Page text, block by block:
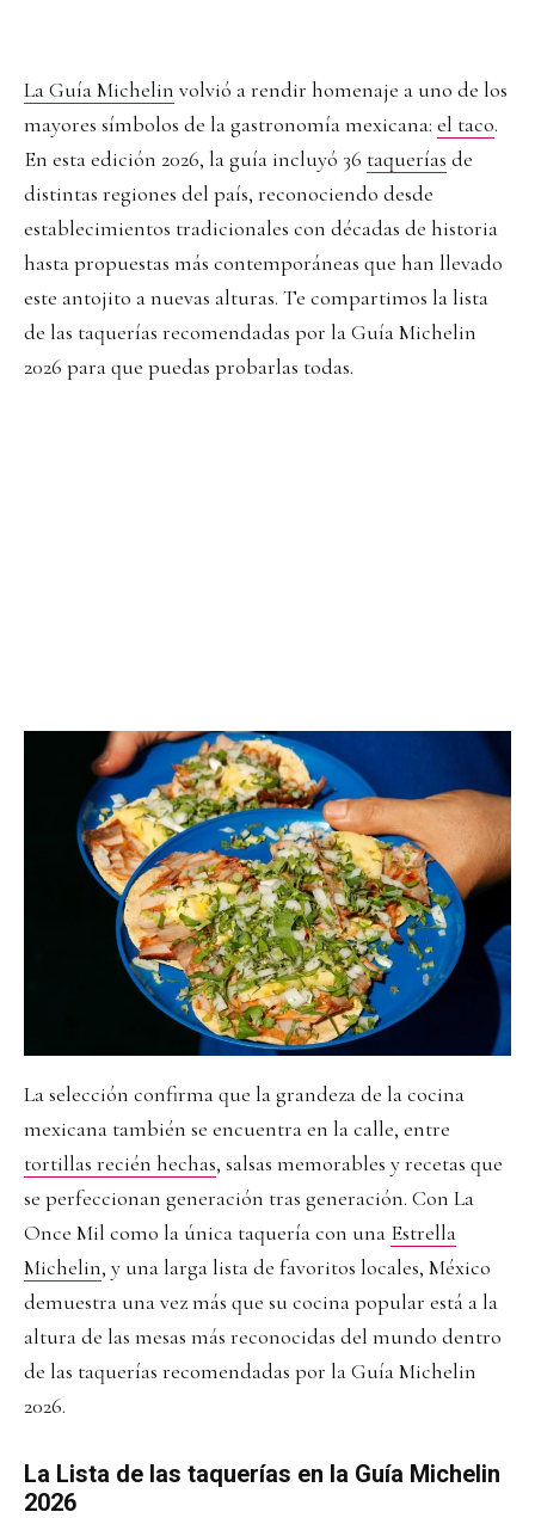
La Guía Michelin volvió a rendir homenaje a uno de los
mayores símbolos de la gastronomía mexicana: el taco.
En esta edición 2026, la guía incluyó 36 taquerías de
distintas regiones del país, reconociendo desde
establecimientos tradicionales con décadas de historia
hasta propuestas más contemporáneas que han llevado
este antojito a nuevas alturas. Te compartimos la lista
de las taquerías recomendadas por la Guía Michelin
2026 para que puedas probarlas todas.
La selección confirma que la grandeza de la cocina
mexicana también se encuentra en la calle, entre
tortillas recién hechas, salsas memorables y recetas que
se perfeccionan generación tras generación. Con La
Once Mil como la única taquería con una Estrella
Michelin, y una larga lista de favoritos locales, México
demuestra una vez más que su cocina popular está a la
altura de las mesas más reconocidas del mundo dentro
de las taquerías recomendadas por la Guía Michelin
2026.
La Lista de las taquerías en la Guía Michelin
2026